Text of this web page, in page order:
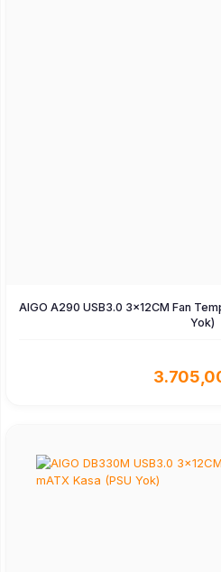
AIGO A290 USB3.0 3×12CM Fan
Yok)